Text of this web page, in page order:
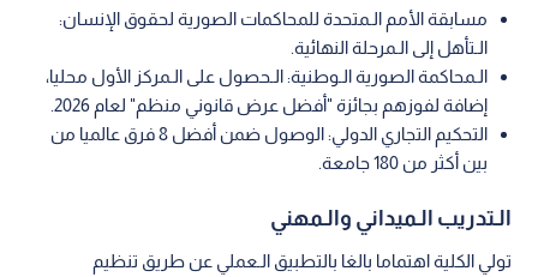
مسابقة الأمم الـمتحدة للمحاكمات الصورية لحقوق الإنسان:
الـتأهل إلى الـمرحلة النهائية.
الـمحاكمة الصورية الـوطنية: الـحصول على الـمركز الأول محليا،
إضافة لفوزهم بجائزة "أفضل عرض قانوني منظم" لعام 2026.
التحكيم التجاري الدولي: الوصول ضمن أفضل 8 فرق عالميا من
بين أكثر من 180 جامعة.
الـتدريب الـميداني والـمهني
تولي الكلية اهتماما بالغا بالتطبيق الـعملي عن طريق تنظيم